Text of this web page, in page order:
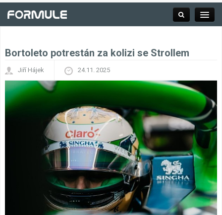
Závodní série
Kalendář F1
Výsledky F1
Týmy a jezdci F1
Okruhy F1
Bortoleto potrestán za kolizi se Strollem
Jiří Hájek 24.11. 2025